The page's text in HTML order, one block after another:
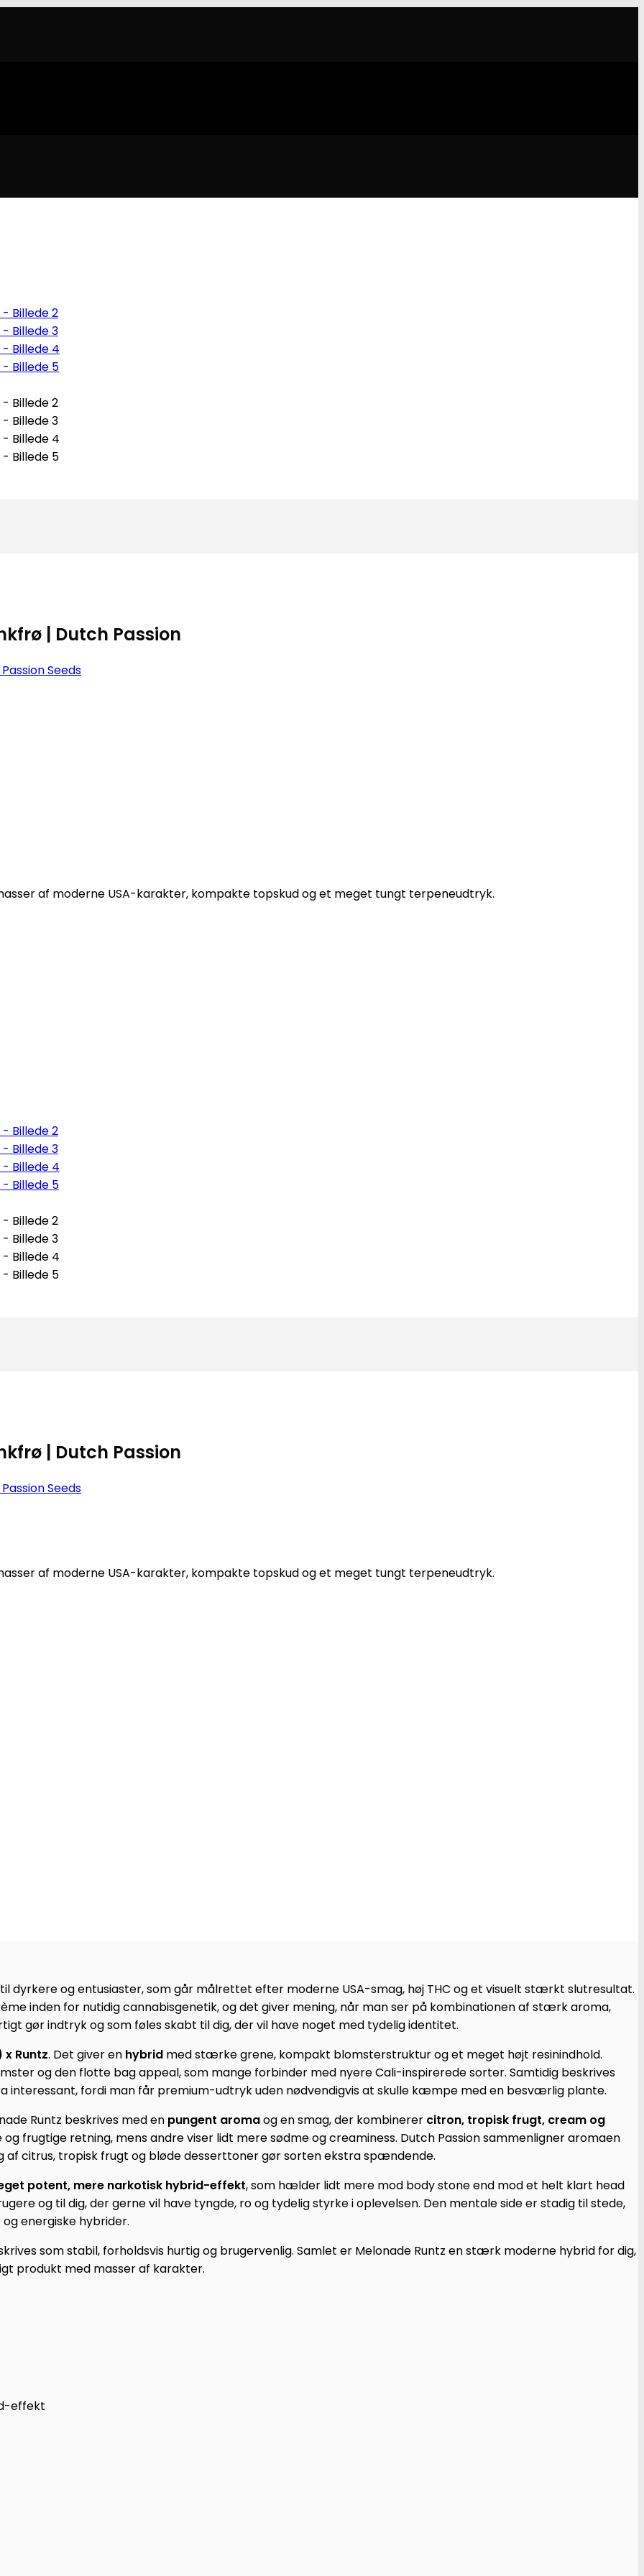
| Dutch Passion
Seeds
af moderne USA-karakter, kompakte topskud og et meget tungt terpeneudtryk.
| Dutch Passion
Seeds
af moderne USA-karakter, kompakte topskud og et meget tungt terpeneudtryk.
dyrkere og entusiaster, som går målrettet efter moderne USA-smag, høj THC og et visuelt stærkt slutresultat.
inden for nutidig cannabisgenetik, og det giver mening, når man ser på kombinationen af stærk aroma,
gør indtryk og som føles skabt til dig, der vil have noget med tydelig identitet.
x Runtz. Det giver en hybrid med stærke grene, kompakt blomsterstruktur og et meget højt resinindhold.
og den flotte bag appeal, som mange forbinder med nyere Cali-inspirerede sorter. Samtidig beskrives
interessant, fordi man får premium-udtryk uden nødvendigvis at skulle kæmpe med en besværlig plante.
Runtz beskrives med en pungent aromaog en smag, der kombinerer citron, tropisk frugt, cream og
frugtige retning, mens andre viser lidt mere sødme og creaminess. Dutch Passion sammenligner aromaen
af citrus, tropisk frugt og bløde desserttoner gør sorten ekstra spændende.
potent, mere narkotisk hybrid-effekt, som hælder lidt mere mod body stone end mod et helt klart head
og til dig, der gerne vil have tyngde, ro og tydelig styrke i oplevelsen. Den mentale side er stadig til stede,
energiske hybrider.
som stabil, forholdsvis hurtig og brugervenlig. Samlet er Melonade Runtz en stærk moderne hybrid for dig,
produkt med masser af karakter.
effekt